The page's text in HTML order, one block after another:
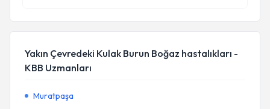
Yakın Çevredeki Kulak Burun Boğaz hastalıkları -
KBB Uzmanları
Muratpaşa